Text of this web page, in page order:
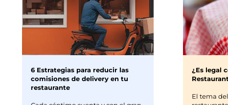
6 Estrategias para reducir las
comisiones de delivery en tu
restaurante
¿Es legal
El tema